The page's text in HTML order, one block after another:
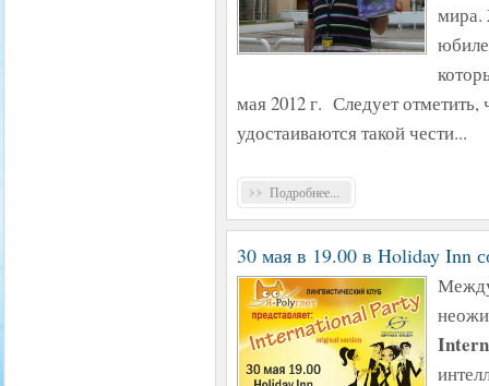
мира.
мая 2012 г. Следует
удостаиваются такой чести...
Подробнее...
30 мая в 19.00 в Holiday Inn